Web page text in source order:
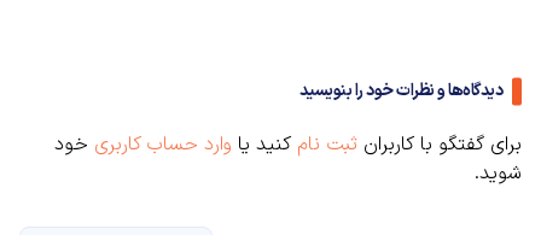
دیدگاه‌ها و نظرات خود را بنویسید
برای گفتگو با کاربران ثبت نام کنید یا وارد حساب کاربری خود
شوید.